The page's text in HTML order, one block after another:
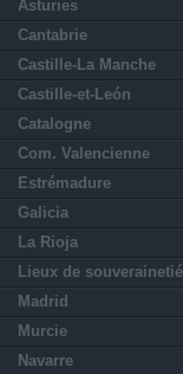
Asturies
Cantabrie
Castille-La Manche
Castille-et-León
Catalogne
Com. Valencienne
Estrémadure
Galicia
La Rioja
Lieux de souverainetié
Madrid
Murcie
Navarre